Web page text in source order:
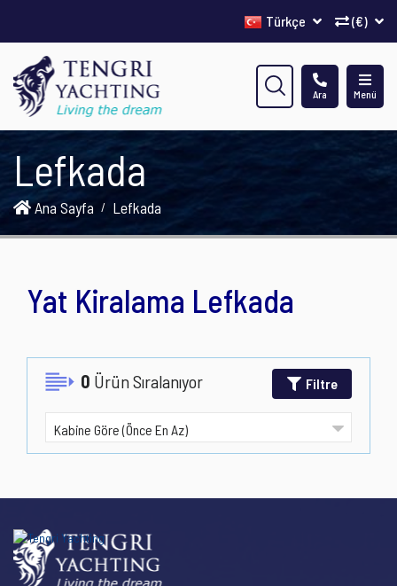
(€)
Türkçe
Menü
Ara
Lefkada
Ana Sayfa Lefkada
Yat Kiralama Lefkada
0 Ürün Sıralanıyor Filtre